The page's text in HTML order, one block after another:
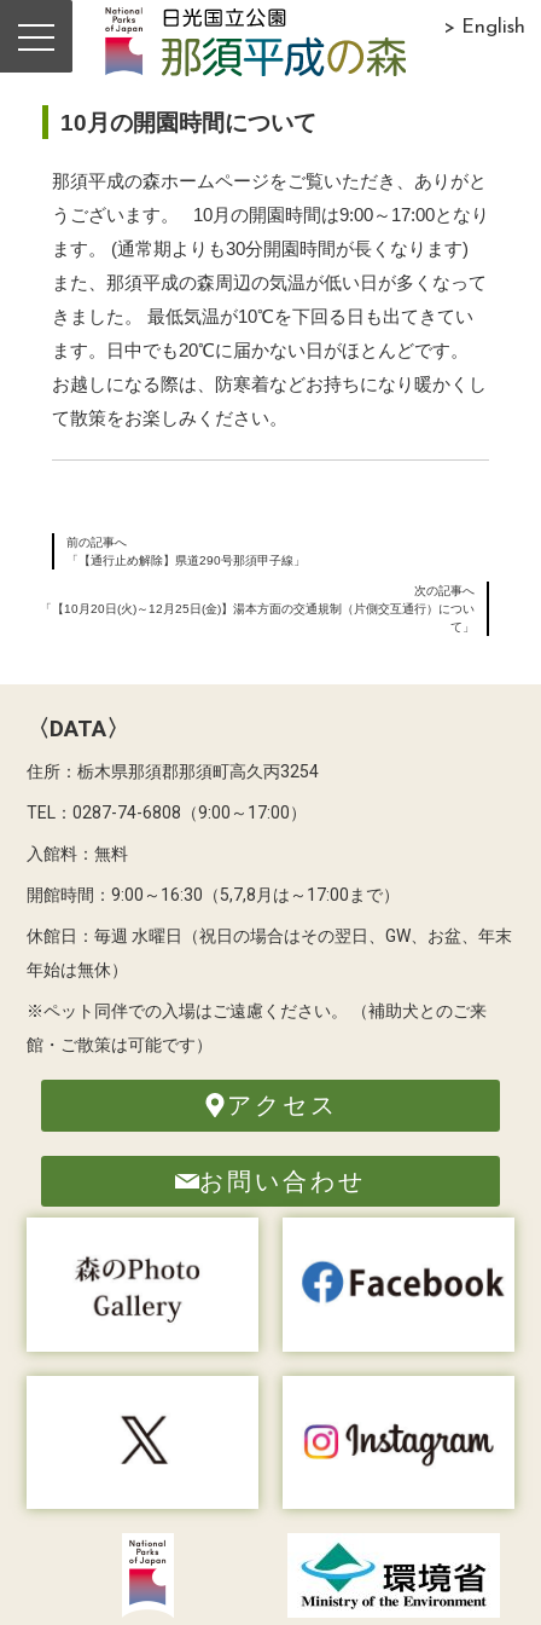
> English
10月の開園時間について
那須平成の森ホームページをご覧いただき、ありがと
うございます。 10月の開園時間は9:00～17:00となり
ます。 (通常期よりも30分開園時間が長くなります)
また、那須平成の森周辺の気温が低い日が多くなって
きました。 最低気温が10℃を下回る日も出てきてい
ます。日中でも20℃に届かない日がほとんどです。
お越しになる際は、防寒着などお持ちになり暖かくし
て散策をお楽しみください。
前の記事へ
「【通行止め解除】県道290号那須甲子線」
次の記事へ
「【10月20日(火)～12月25日(金)】湯本方面の交通規制（片側交互通行）につい
て」
〈DATA〉
住所：栃木県那須郡那須町高久丙3254
TEL：0287-74-6808（9:00～17:00）
入館料：無料
開館時間：9:00～16:30（5,7,8月は～17:00まで）
休館日：毎週 水曜日（祝日の場合はその翌日、GW、お盆、年末
年始は無休）
※ペット同伴での入場はご遠慮ください。
（補助犬とのご来
館・ご散策は可能です）
アクセス
お問い合わせ